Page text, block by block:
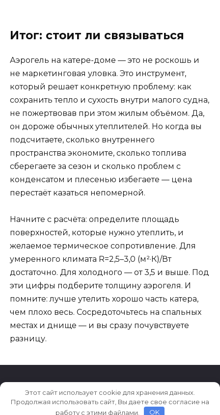
Итог: стоит ли связываться
Аэрогель на катере-доме — это не роскошь и
не маркетинговая уловка. Это инструмент,
который решает конкретную проблему: как
сохранить тепло и сухость внутри малого судна,
не пожертвовав при этом жилым объёмом. Да,
он дороже обычных утеплителей. Но когда вы
подсчитаете, сколько внутреннего
пространства экономите, сколько топлива
сберегаете за сезон и сколько проблем с
конденсатом и плесенью избегаете — цена
перестаёт казаться непомерной.
Начните с расчёта: определите площадь
поверхностей, которые нужно утеплить, и
желаемое термическое сопротивление. Для
умеренного климата R=2,5–3,0 (м²·К)/Вт
достаточно. Для холодного — от 3,5 и выше. Под
эти цифры подберите толщину аэрогеля. И
помните: лучше утелить хорошо часть катера,
чем плохо весь. Сосредоточьтесь на спальных
местах и днище — и вы сразу почувствуете
разницу.
© 2026 Archiludi.ru
Этот сайт использует cookie для хранения данных.
Продолжая использовать сайт, Вы даете свое согласие на
работу с этими файлами.
OK